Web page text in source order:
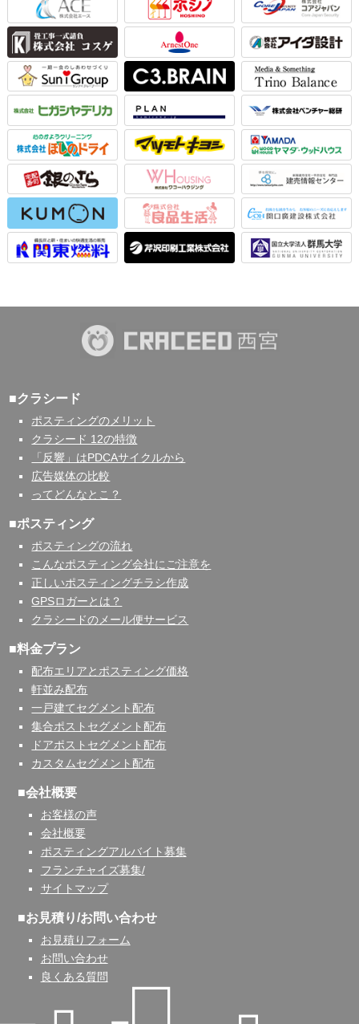
■クラシード
ポスティングのメリット
クラシード 12の特徴
「反響」はPDCAサイクルから
広告媒体の比較
ってどんなとこ？
■ポスティング
ポスティングの流れ
こんなポスティング会社にご注意を
正しいポスティングチラシ作成
GPSロガーとは？
クラシードのメール便サービス
■料金プラン
配布エリアとポスティング価格
軒並み配布
一戸建てセグメント配布
集合ポストセグメント配布
ドアポストセグメント配布
カスタムセグメント配布
■会社概要
お客様の声
会社概要
ポスティングアルバイト募集
フランチャイズ募集/
サイトマップ
■お見積り/お問い合わせ
お見積りフォーム
お問い合わせ
良くある質問